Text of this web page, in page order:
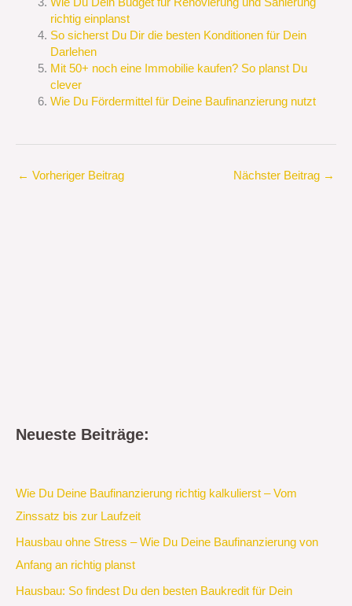
richtig einplanst
So sicherst Du Dir die besten Konditionen für Dein
Darlehen
Mit 50+ noch eine Immobilie kaufen? So planst Du
clever
Wie Du Fördermittel für Deine Baufinanzierung nutzt
← Vorheriger Beitrag Nächster Beitrag →
Neueste Beiträge:
Wie Du Deine Baufinanzierung richtig kalkulierst – Vom
Zinssatz bis zur Laufzeit
Hausbau ohne Stress – Wie Du Deine Baufinanzierung von
Anfang an richtig planst
Hausbau: So findest Du den besten Baukredit für Dein